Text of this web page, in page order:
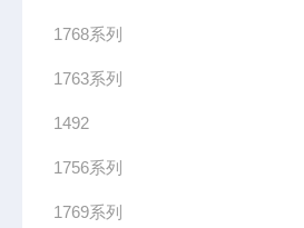
1768系列
1763系列
1492
1756系列
1769系列